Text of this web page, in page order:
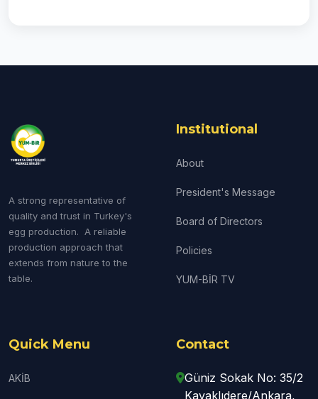
A strong representative of
quality and trust in Turkey's
egg production. A reliable
production approach that
extends from nature to the
table.
Institutional
About
President's Message
Board of Directors
Policies
YUM-BİR TV
Quick Menu
AKİB
Contact
Güniz Sokak No: 35/2
Kavaklıdere/Ankara,